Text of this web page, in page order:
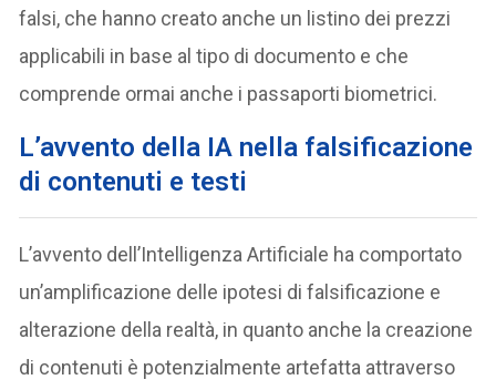
falsi, che hanno creato anche un listino dei prezzi
applicabili in base al tipo di documento e che
comprende ormai anche i passaporti biometrici.
L’avvento della IA nella falsificazione
di contenuti e testi
L’avvento dell’Intelligenza Artificiale ha comportato
un’amplificazione delle ipotesi di falsificazione e
alterazione della realtà, in quanto anche la creazione
di contenuti è potenzialmente artefatta attraverso